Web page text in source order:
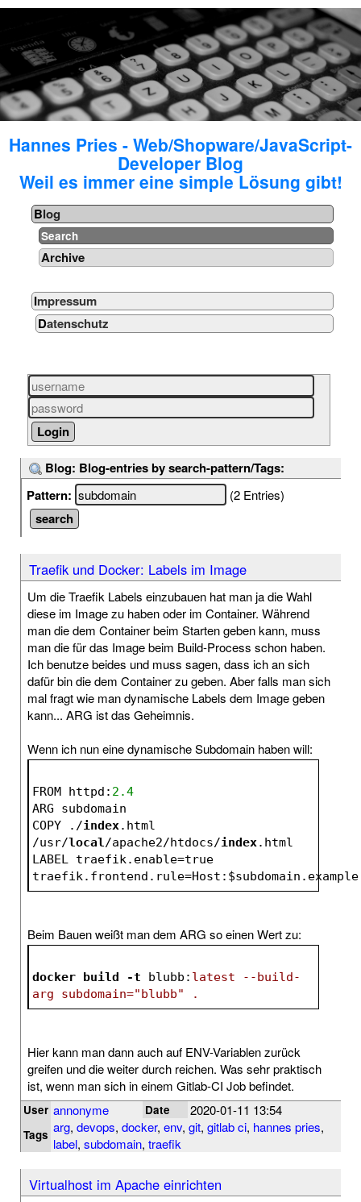
Hannes Pries - Web/Shopware/JavaScript-
Developer Blog
Weil es immer eine simple Lösung gibt!
Blog
Search
Archive
Impressum
Datenschutz
Blog: Blog-entries by search-pattern/Tags:
Pattern:
(2 Entries)
Traefik und Docker: Labels im Image
Um die Traefik Labels einzubauen hat man ja die Wahl
diese im Image zu haben oder im Container. Während
man die dem Container beim Starten geben kann, muss
man die für das Image beim Build-Process schon haben.
Ich benutze beides und muss sagen, dass ich an sich
dafür bin die dem Container zu geben. Aber falls man sich
mal fragt wie man dynamische Labels dem Image geben
kann... ARG ist das Geheimnis.
Wenn ich nun eine dynamische Subdomain haben will:
FROM httpd: 2.4
ARG subdomain
COPY ./index.html
/usr/local/apache2/htdocs/index.html
LABEL traefik.enable=true
traefik.frontend.rule=Host: $subdomain
Beim Bauen weißt man dem ARG so einen Wert zu:
docker build -t blubb : latest --build-
arg subdomain="blubb" .
Hier kann man dann auch auf ENV-Variablen zurück
greifen und die weiter durch reichen. Was sehr praktisch
ist, wenn man sich in einem Gitlab-CI Job befindet.
User annonyme Date 2020-01-11 13:54
Tags arg, devops, docker, env, git, gitlab ci, hannes pries,
label, subdomain, traefik
Virtualhost im Apache einrichten